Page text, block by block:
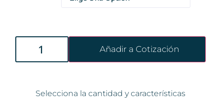
Añadir a Cotización
Selecciona la cantidad y características